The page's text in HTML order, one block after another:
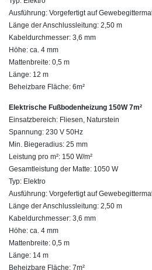
Ausführung: Vorgefertigt auf
Länge der Anschlussleitung: 2,50 m
Kabeldurchmesser: 3,6 mm
Höhe: ca. 4 mm
Mattenbreite: 0,5 m
Länge: 12 m
Beheizbare Fläche: 6m²
Elektrische Fußbodenheizung 150W 7m²
Einsatzbereich: Fliesen, Naturstein
Spannung: 230 V 50Hz
Min. Biegeradius: 25 mm
Leistung pro m²: 150 W/m²
Gesamtleistung der Matte: 1050 W
Typ: Elektro
Ausführung: Vorgefertigt auf
Länge der Anschlussleitung: 2,50 m
Kabeldurchmesser: 3,6 mm
Höhe: ca. 4 mm
Mattenbreite: 0,5 m
Länge: 14 m
Beheizbare Fläche: 7m²